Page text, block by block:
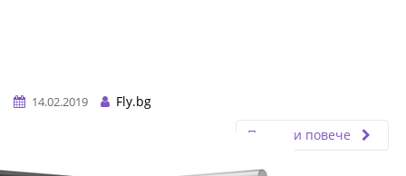
14.02.2019
Fly.bg
Прочети повече